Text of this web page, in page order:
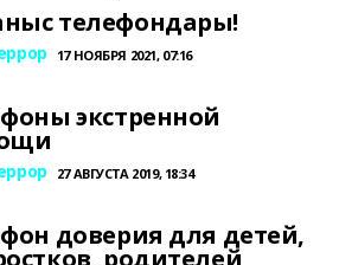
телефондары!
17 НОЯБРЯ 2021, 07:16
экстренной
27 АВГУСТА 2019, 18:34
доверия для детей,
родителей